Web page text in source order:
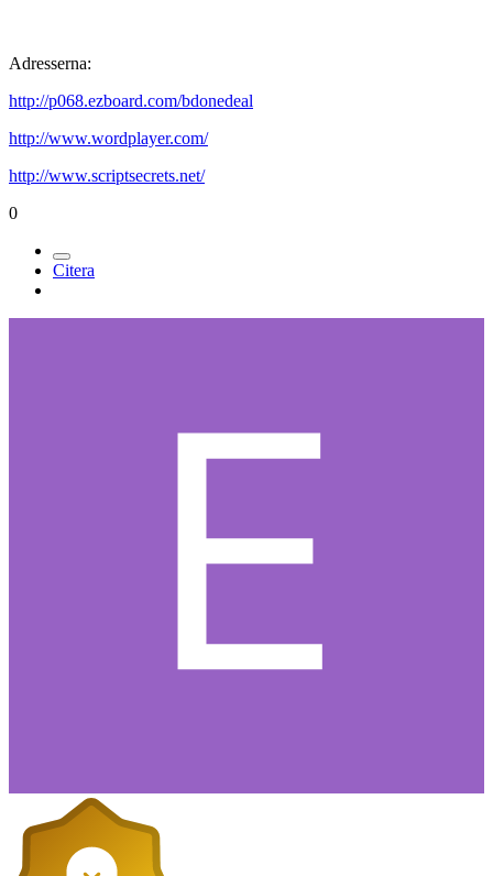
Adresserna:
http://p068.ezboard.com/bdonedeal
http://www.wordplayer.com/
http://www.scriptsecrets.net/
0
Citera